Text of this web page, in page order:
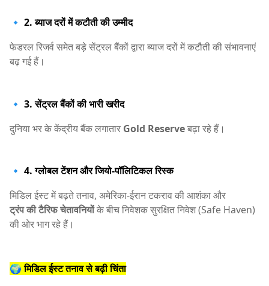
🔹 2. ब्याज दरों में कटौती की उम्मीद
फेडरल रिजर्व समेत बड़े सेंट्रल बैंकों द्वारा ब्याज दरों में कटौती की संभावनाएं
बढ़ गई हैं।
🔹 3. सेंट्रल बैंकों की भारी खरीद
दुनिया भर के केंद्रीय बैंक लगातार Gold Reserveबढ़ा रहे हैं।
🔹 4. ग्लोबल टेंशन और जियो-पॉलिटिकल रिस्क
मिडिल ईस्ट में बढ़ते तनाव, अमेरिका-ईरान टकराव की आशंका और
ट्रंप की टैरिफ चेतावनियोंके बीच निवेशक सुरक्षित निवेश (Safe Haven)
की ओर भाग रहे हैं।
🌍 मिडिल ईस्ट तनाव से बढ़ी चिंता